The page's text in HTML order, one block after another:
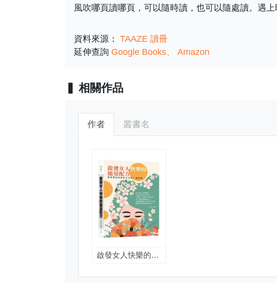
風吹哪頁讀哪頁，可以隨時讀，也可以隨處讀。遇
資料來源： TAAZE 讀冊
延伸查詢 Google Books Amazon
相關作品
作者 叢書名
啟發女人快樂的能量配方 : 學會尋找快樂是生活的一種智慧 / 江秀華編著